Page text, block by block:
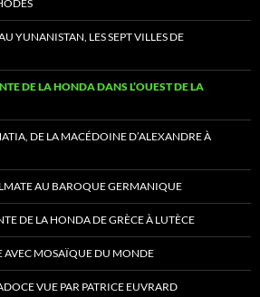
YUNANISTAN, LES SEPT VILLES DE
DE LA HONDA DANS L’OUEST DE LA
DE LA MACÉDOINE D’ALEXANDRE À
AU BAROQUE GERMANIQUE
DE LA HONDA DE GRÈCE À LUTÈCE
AVEC MOSAÏQUE DU MONDE
VUE PAR PATRICE EUVRARD